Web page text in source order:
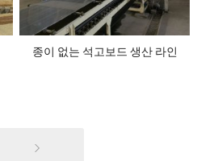
종이 없는 석고보드 생산 라인